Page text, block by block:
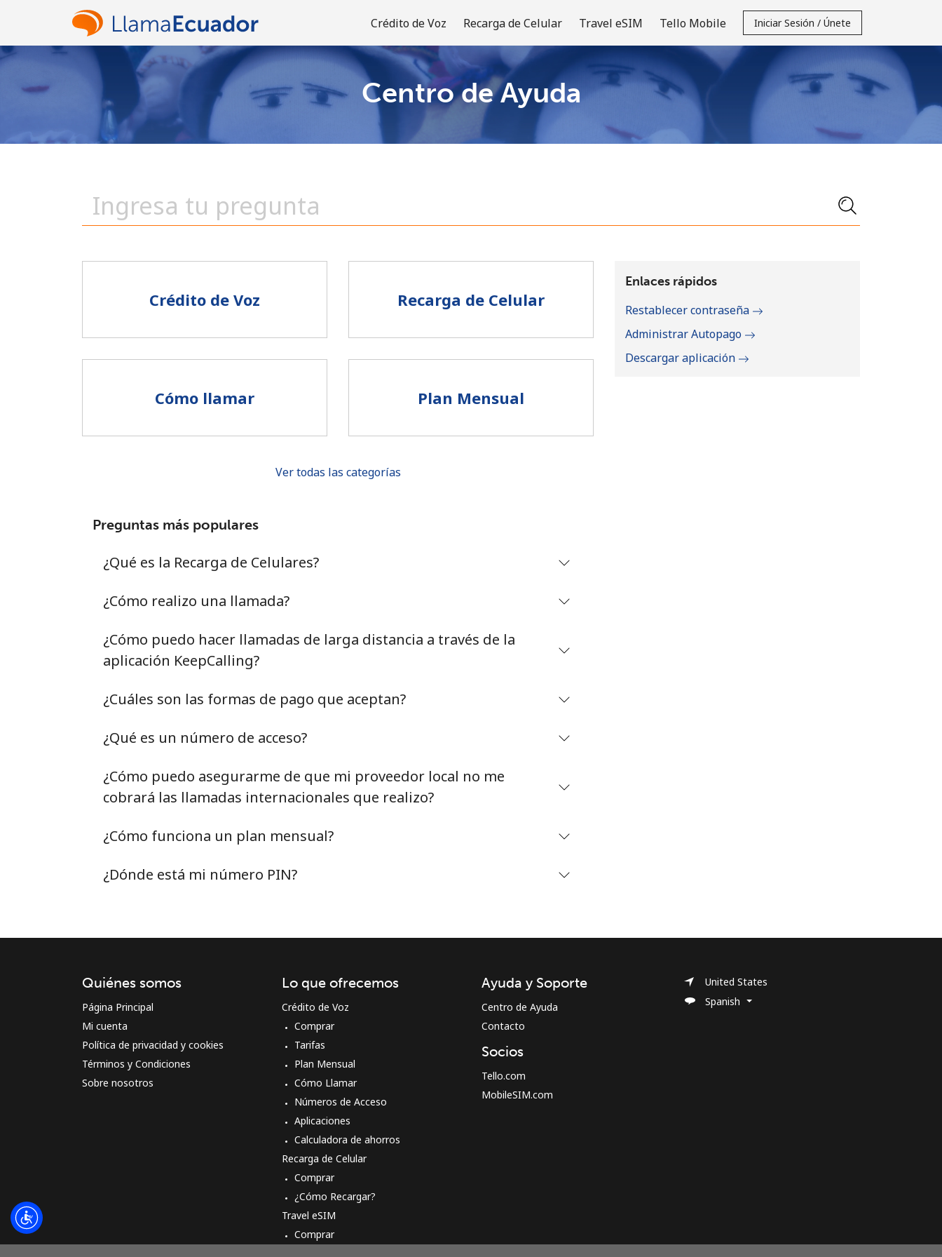
Crédito de Voz Recarga de Celular Travel eSIM Tello Mobile Iniciar Sesión / Únete
¡Bienvenido!
o
Al abrir una cuenta en este sitio web, estoy de
acuerdo con estos
REGÍSTRATE →
Centro de Ayuda
Crédito de Voz Recarga de Celular
Cómo llamar Plan Mensual
Ver todas las categorías
Preguntas más populares
¿Qué es la Recarga de Celulares?
¿Cómo realizo una llamada?
¿Cómo puedo hacer llamadas de larga distancia a través de la
aplicación KeepCalling?
¿Cuáles son las formas de pago que aceptan?
¿Qué es un número de acceso?
¿Cómo puedo asegurarme de que mi proveedor local no me
cobrará las llamadas internacionales que realizo?
¿Cómo funciona un plan mensual?
¿Dónde está mi número PIN?
Enlaces rápidos
Restablecer contraseña
Administrar Autopago
Descargar aplicación
Quiénes somos
Página Principal
Mi cuenta
Política de privacidad y cookies
Términos y Condiciones
Sobre nosotros
Lo que ofrecemos
Crédito de Voz
Comprar
Tarifas
Plan Mensual
Cómo Llamar
Números de Acceso
Aplicaciones
Calculadora de ahorros
Recarga de Celular
Comprar
¿Cómo Recargar?
Travel eSIM
Comprar
Ayuda y Soporte
Centro de Ayuda
Contacto
Socios
Tello.com
MobileSIM.com
United States
Spanish